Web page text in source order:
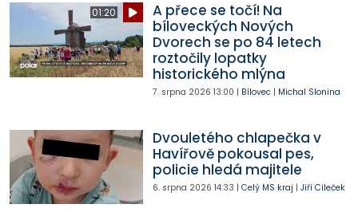
01:20
A přece se točí! Na
bíloveckých Nových
Dvorech se po 84 letech
roztočily lopatky
historického mlýna
7. srpna 2026 13:00 | Bílovec| Michal Slonina
Dvouletého chlapečka v
Havířově pokousal pes,
policie hledá majitele
6. srpna 2026 14:33 | Celý MS kraj | Jiří Cileček